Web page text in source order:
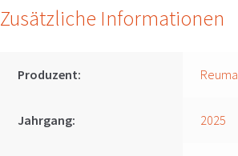
Zusätzliche Informationen
Produzent:
Jahrgang: 2025